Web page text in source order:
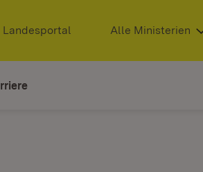
Extern:
Landesportal (Öffnet in neuem Fenster)
Alle Ministerien